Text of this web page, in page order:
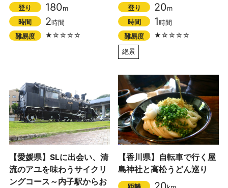
登り
180m
時間
2時間
難易度
★☆☆☆☆
登り
20m
時間
1時間
難易度
★☆☆☆☆
絶景
【愛媛県】SLに出会い、清
流のアユを味わうサイクリ
ングコース～内子駅からお
【香川県】自転車で行く屋
島神社と高松うどん巡り